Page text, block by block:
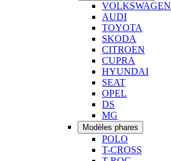
VOLKSWAGEN
AUDI
TOYOTA
SKODA
CITROEN
CUPRA
HYUNDAI
SEAT
OPEL
DS
MG
Modèles phares
POLO
T-CROSS